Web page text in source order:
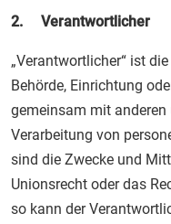
2. Verantwortlicher
„Verantwortlicher“ ist
Behörde, Einrichtung
gemeinsam mit
Verarbeitung von
sind die Zwecke und
Unionsrecht oder das
so kann der